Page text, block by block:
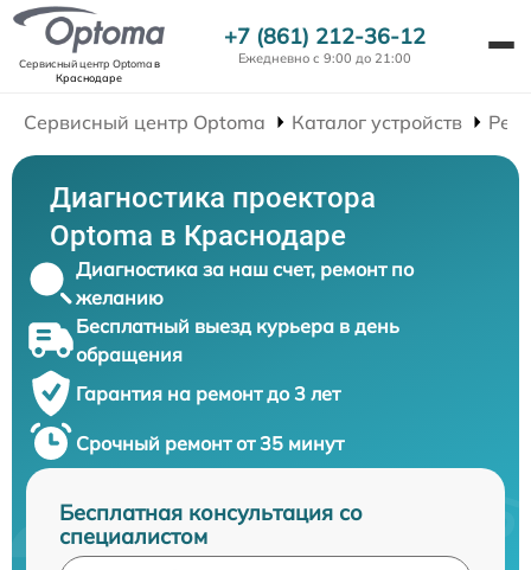
Сервисный центр Optomaв
Краснодаре
+7 (861) 212-36-12
Ежедневно с 9:00 до 21:00
Сервисный центр Optoma Каталог устройств
Диагностика проектора
Optoma в Краснодаре
Диагностика за наш счет, ремонт по
желанию
Бесплатный выезд курьера в день
обращения
Гарантия на ремонт до 3 лет
Срочный ремонт от 35 минут
Бесплатная консультация со
специалистом